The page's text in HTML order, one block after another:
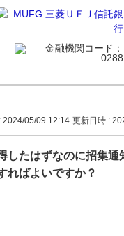
2024/05/09 12:14 更新日時 :
したはずなのに招集通
ればよいですか？